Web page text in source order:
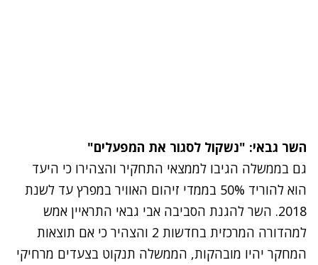
השר גבאי: "נשקול לסגור את המפעלים"
גם בממשלה הגיבו לממצאי התחקיר והצהירו כי היעד
הוא להוריד 50% בממדי זיהום האוויר במפרץ עד לשנת
2018. השר להגנת הסביבה אבי גבאי התראיין אמש
למהדורה המרכזית בחדשות 2 והצהיר כי אם תוצאות
המחקר יהיו מובהקות, הממשלה תנקוט בצעדים מרחיקי